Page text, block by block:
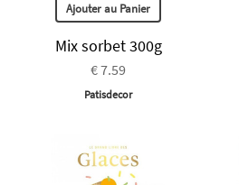
Ajouter au Panier
Mix sorbet 300g
€ 7.59
Patisdecor